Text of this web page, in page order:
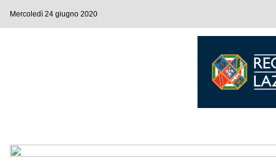
Mercoledì 24 giugno 2020